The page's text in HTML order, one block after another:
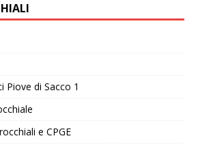
Piove di Sacco 1
e CPGE